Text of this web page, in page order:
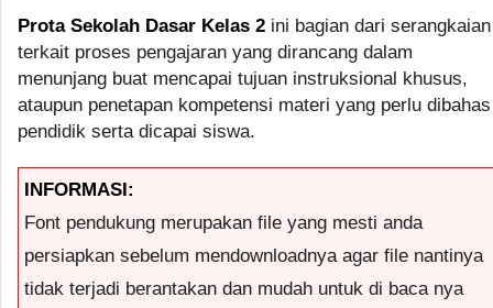
Prota Sekolah Dasar Kelas 2 ini bagian dari serangkaian
terkait proses pengajaran yang dirancang dalam
menunjang buat mencapai tujuan instruksional khusus,
ataupun penetapan kompetensi materi yang perlu dibahas
pendidik serta dicapai siswa.
INFORMASI:
Font pendukung merupakan file yang mesti anda
persiapkan sebelum mendownloadnya agar file nantinya
tidak terjadi berantakan dan mudah untuk di baca nya